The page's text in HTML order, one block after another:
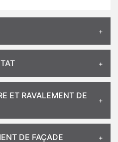
ET RAVALEMENT DE
DE FAÇADE